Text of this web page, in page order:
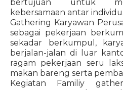
bertujuan untuk
kebersamaan antar individu.
Gathering Karyawan
sebagai pekerjaan
sekadar berkumpul,
berjalan-jalan di luar
ragam pekerjaan seru
makan bareng serta
Kegiatan Familiy